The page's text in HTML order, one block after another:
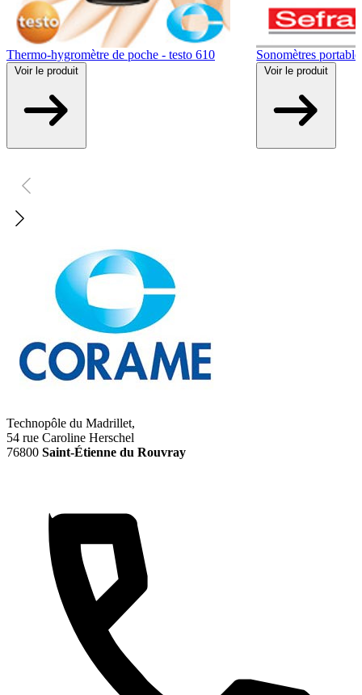
Thermo-hygromètre de poche - testo 610
Voir le produit
Sonomètres
Voir le produit
Technopôle du Madrillet,
54 rue Caroline Herschel
76800 Saint-Étienne du Rouvray